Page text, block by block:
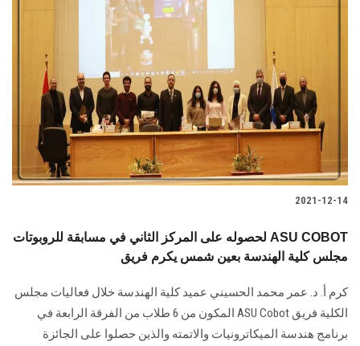
2021-12-14
لحصوله على المركز الثاني في مسابقة للروبوتات ASU COBOT
مجلس كلية الهندسة بعين شمس يكرم فريق
كرم أ. د. عمر محمد الحسيني عميد كلية الهندسة خلال فعاليات مجلس
الكلية فريق ASU Cobot المكون من 6 طلاب من الفرقة الرابعة في
برنامج هندسة الميكاترونيات والاتمته والذين حصلوا على الجائزة